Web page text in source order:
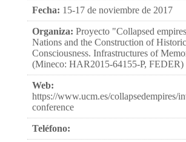
Fecha: 15-17 de noviembre de 2017
Organiza: Proyecto "Collapsed
Nations and the Construction of
Consciousness. Infrastructures of
(Mineco: HAR2015-64155-P, FEDER)
Web:
https://www.ucm.es/collapsedempires/
conference
Teléfono: